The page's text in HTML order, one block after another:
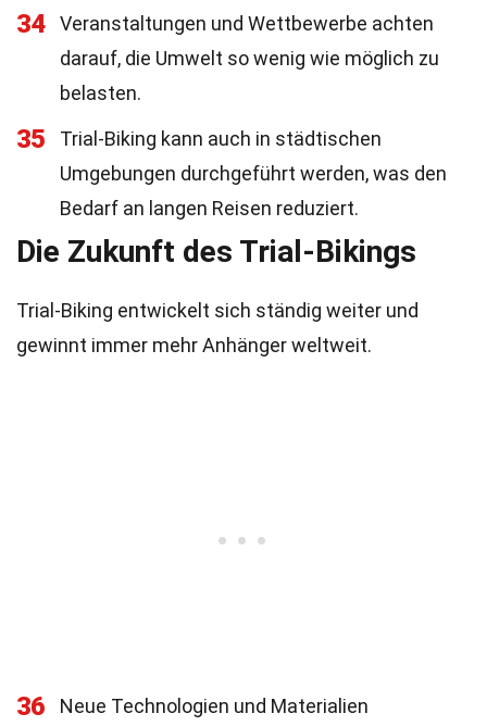
34
Veranstaltungen und Wettbewerbe achten
darauf, die Umwelt so wenig wie möglich zu
belasten.
35
Trial-Biking kann auch in städtischen
Umgebungen durchgeführt werden, was den
Bedarf an langen Reisen reduziert.
Die Zukunft des Trial-Bikings
Trial-Biking entwickelt sich ständig weiter und
gewinnt immer mehr Anhänger weltweit.
36
Neue Technologien und Materialien